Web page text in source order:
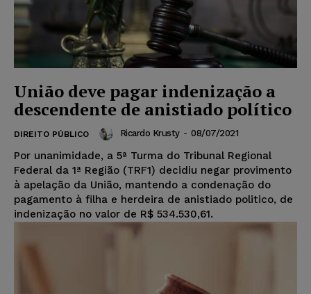
União deve pagar indenização a
descendente de anistiado político
DIREITO PÚBLICO Ricardo Krusty - 08/07/2021
Por unanimidade, a 5ª Turma do Tribunal Regional
Federal da 1ª Região (TRF1) decidiu negar provimento
à apelação da União, mantendo a condenação do
pagamento à filha e herdeira de anistiado politico, de
indenização no valor de R$ 534.530,61.